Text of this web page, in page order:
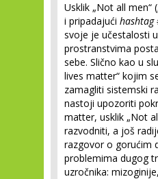
Usklik „Not all men“
i pripadajući hashtag
svoje je učestalosti
prostranstvima
sebe. Slično kao u
lives matter“ kojim
zamagliti sistemski
nastoji upozoriti
matter, usklik „Not
razvodniti, a još
razgovor o gorućim
problemima dugog
uzročnika: